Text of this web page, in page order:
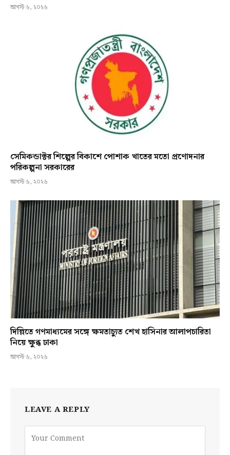
আগস্ট ৬, ২০২৬
সেমিকন্ডাক্টর শিল্পের বিকাশে পোশাক খাতের মতো প্রণোদনার
পরিকল্পনা সরকারের
আগস্ট ৬, ২০২৬
দিল্লিতে গণমাধ্যমের সঙ্গে ক্ষমতাচ্যুত শেখ হাসিনার আলাপচারিতা
নিয়ে ক্ষুব্ধ ঢাকা
আগস্ট ৬, ২০২৬
LEAVE A REPLY